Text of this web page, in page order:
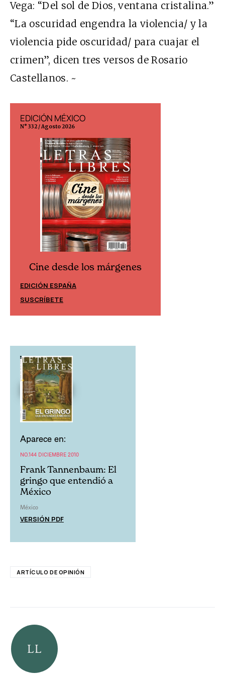
Vega: “Del sol de Dios, ventana cristalina.”
“La oscuridad engendra la violencia/ y la
violencia pide oscuridad/ para cuajar el
crimen”, dicen tres versos de Rosario
Castellanos. ~
EDICIÓN MÉXICO
N° 332 / Agosto 2026
Cine desde los márgenes
EDICIÓN ESPAÑA
SUSCRÍBETE
Aparece en:
NO.144 DICIEMBRE 2010
Frank Tannenbaum: El
gringo que entendió a
México
México
VERSIÓN PDF
ARTÍCULO DE OPINIÓN